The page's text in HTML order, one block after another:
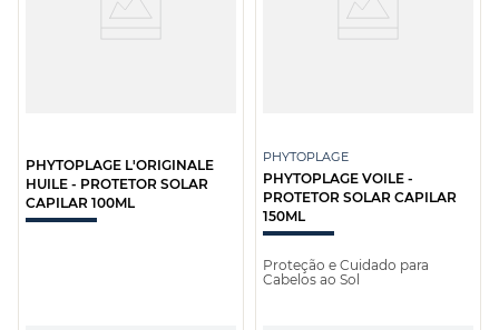
PHYTOPLAGE L'ORIGINALE
HUILE - PROTETOR SOLAR
CAPILAR 100ML
PHYTOPLAGE
PHYTOPLAGE VOILE -
PROTETOR SOLAR CAPILAR
150ML
Proteção e Cuidado para
Cabelos ao Sol